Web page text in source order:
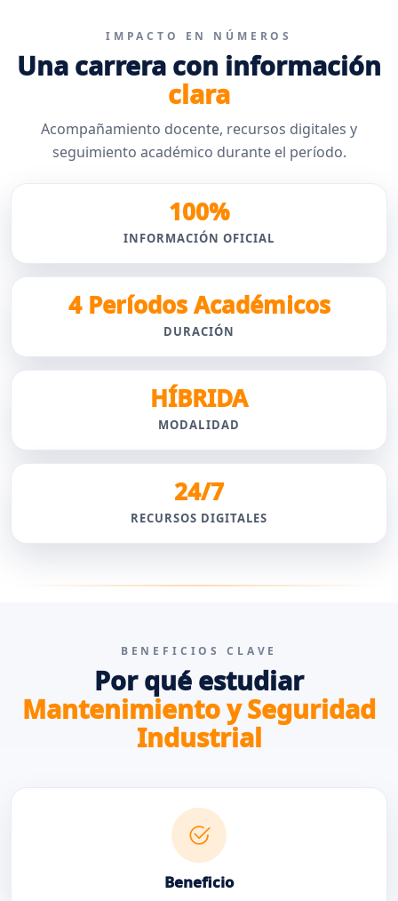
IMPACTO EN NÚMEROS
Una carrera con información
clara
Acompañamiento docente, recursos digitales y
seguimiento académico durante el período.
100%
INFORMACIÓN OFICIAL
4 Períodos Académicos
DURACIÓN
HÍBRIDA
MODALIDAD
24/7
RECURSOS DIGITALES
BENEFICIOS CLAVE
Por qué estudiar
Mantenimiento y Seguridad
Industrial
Beneficio